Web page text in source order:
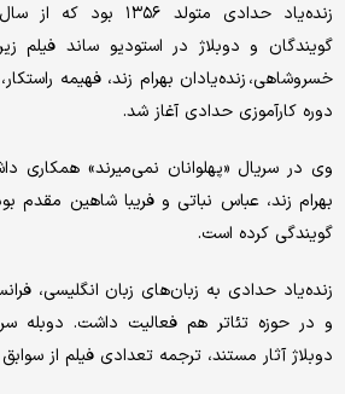
گویندگان و دوبلاژ در استودیو ساند فیلم
خسروشاهی، زنده‌یادان بهرام زند، فهیمه
دوره کارآموزی حدادی آغاز شد.
وی در سریال «پهلوانان نمی‌میرند» همکاری
بهرام زند، عباس نباتی و فریبا شاهین مقدم
گویندگی کرده است.
زنده‌یاد حدادی به زبان‌های زبان انگلیسی،
و در حوزه تئاتر هم فعالیت داشت. دوبله
دوبلاژ آثار مستند، ترجمه تعدادی فیلم از